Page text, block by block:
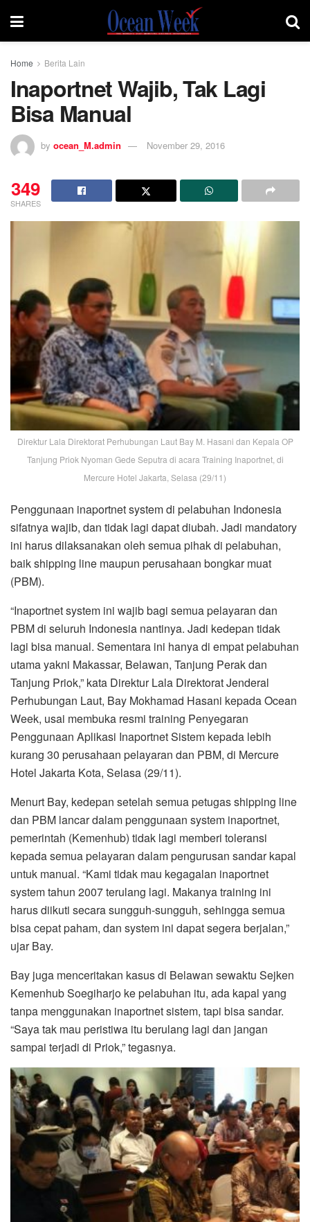
Home Berita Lain
Inaportnet Wajib, Tak Lagi
Bisa Manual
by ocean_M.admin November 29, 2016
349
SHARES
Direktur Lala Direktorat Perhubungan Laut Bay M. Hasani dan Kepala OP
Tanjung Priok Nyoman Gede Seputra di acara Training Inaportnet, di
Mercure Hotel Jakarta, Selasa (29/11)
Penggunaan inaportnet system di pelabuhan Indonesia
sifatnya wajib, dan tidak lagi dapat diubah. Jadi mandatory
ini harus dilaksanakan oleh semua pihak di pelabuhan,
baik shipping line maupun perusahaan bongkar muat
(PBM).
“Inaportnet system ini wajib bagi semua pelayaran dan
PBM di seluruh Indonesia nantinya. Jadi kedepan tidak
lagi bisa manual. Sementara ini hanya di empat pelabuhan
utama yakni Makassar, Belawan, Tanjung Perak dan
Tanjung Priok,” kata Direktur Lala Direktorat Jenderal
Perhubungan Laut, Bay Mokhamad Hasani kepada Ocean
Week, usai membuka resmi training Penyegaran
Penggunaan Aplikasi Inaportnet Sistem kepada lebih
kurang 30 perusahaan pelayaran dan PBM, di Mercure
Hotel Jakarta Kota, Selasa (29/11).
Menurt Bay, kedepan setelah semua petugas shipping line
dan PBM lancar dalam penggunaan system inaportnet,
pemerintah (Kemenhub) tidak lagi memberi toleransi
kepada semua pelayaran dalam pengurusan sandar kapal
untuk manual. “Kami tidak mau kegagalan inaportnet
system tahun 2007 terulang lagi. Makanya training ini
harus diikuti secara sungguh-sungguh, sehingga semua
bisa cepat paham, dan system ini dapat segera berjalan,”
ujar Bay.
Bay juga menceritakan kasus di Belawan sewaktu Sejken
Kemenhub Soegiharjo ke pelabuhan itu, ada kapal yang
tanpa menggunakan inaportnet sistem, tapi bisa sandar.
“Saya tak mau peristiwa itu berulang lagi dan jangan
sampai terjadi di Priok,” tegasnya.